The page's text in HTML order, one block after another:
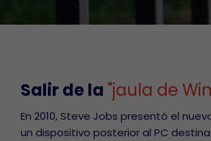
Salir de la "jaula de
En 2010, Steve Jobs presentó el
un dispositivo posterior al PC